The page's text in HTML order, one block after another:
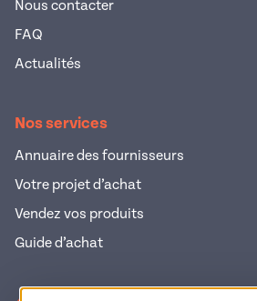
Nous contacter
FAQ
Actualités
Nos services
Annuaire des fournisseurs
Votre projet d’achat
Vendez vos produits
Guide d’achat